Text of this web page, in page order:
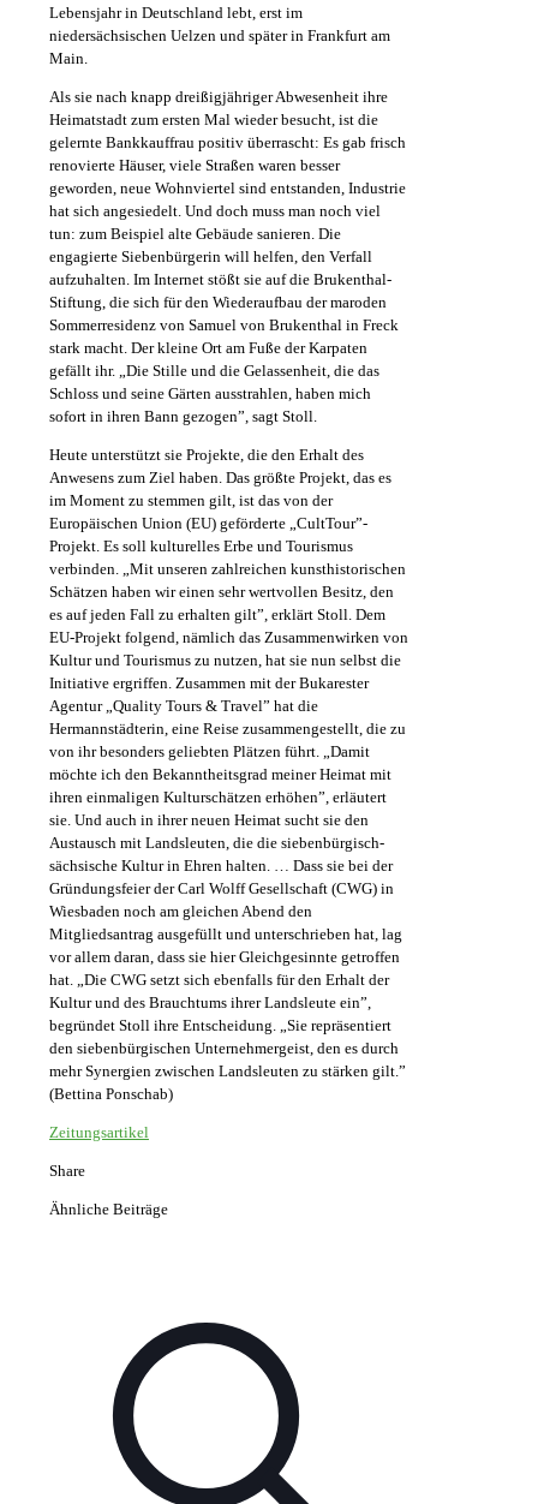
Lebensjahr in Deutschland lebt, erst im
niedersächsischen Uelzen und später in Frankfurt am
Main.
Als sie nach knapp dreißigjähriger Abwesenheit ihre
Heimatstadt zum ersten Mal wieder besucht, ist die
gelernte Bankkauffrau positiv überrascht: Es gab frisch
renovierte Häuser, viele Straßen waren besser
geworden, neue Wohnviertel sind entstanden, Industrie
hat sich angesiedelt. Und doch muss man noch viel
tun: zum Beispiel alte Gebäude sanieren. Die
engagierte Siebenbürgerin will helfen, den Verfall
aufzuhalten. Im Internet stößt sie auf die Brukenthal-
Stiftung, die sich für den Wiederaufbau der maroden
Sommerresidenz von Samuel von Brukenthal in Freck
stark macht. Der kleine Ort am Fuße der Karpaten
gefällt ihr. „Die Stille und die Gelassenheit, die das
Schloss und seine Gärten ausstrahlen, haben mich
sofort in ihren Bann gezogen”, sagt Stoll.
Heute unterstützt sie Projekte, die den Erhalt des
Anwesens zum Ziel haben. Das größte Projekt, das es
im Moment zu stemmen gilt, ist das von der
Europäischen Union (EU) geförderte „CultTour”-
Projekt. Es soll kulturelles Erbe und Tourismus
verbinden. „Mit unseren zahlreichen kunsthistorischen
Schätzen haben wir einen sehr wertvollen Besitz, den
es auf jeden Fall zu erhalten gilt”, erklärt Stoll. Dem
EU-Projekt folgend, nämlich das Zusammenwirken von
Kultur und Tourismus zu nutzen, hat sie nun selbst die
Initiative ergriffen. Zusammen mit der Bukarester
Agentur „Quality Tours & Travel” hat die
Hermannstädterin, eine Reise zusammengestellt, die zu
von ihr besonders geliebten Plätzen führt. „Damit
möchte ich den Bekanntheitsgrad meiner Heimat mit
ihren einmaligen Kulturschätzen erhöhen”, erläutert
sie. Und auch in ihrer neuen Heimat sucht sie den
Austausch mit Landsleuten, die die siebenbürgisch-
sächsische Kultur in Ehren halten. … Dass sie bei der
Gründungsfeier der Carl Wolff Gesellschaft (CWG) in
Wiesbaden noch am gleichen Abend den
Mitgliedsantrag ausgefüllt und unterschrieben hat, lag
vor allem daran, dass sie hier Gleichgesinnte getroffen
hat. „Die CWG setzt sich ebenfalls für den Erhalt der
Kultur und des Brauchtums ihrer Landsleute ein”,
begründet Stoll ihre Entscheidung. „Sie repräsentiert
den siebenbürgischen Unternehmergeist, den es durch
mehr Synergien zwischen Landsleuten zu stärken gilt.”
(Bettina Ponschab)
Zeitungsartikel
Share
Ähnliche Beiträge